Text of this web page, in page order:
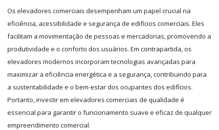
Os elevadores comerciais desempenham um papel crucial na
eficiência, acessibilidade e segurança de edifícios comerciais. Eles
facilitam a movimentação de pessoas e mercadorias, promovendo a
produtividade e o conforto dos usuários. Em contrapartida, os
elevadores modernos incorporam tecnologias avançadas para
maximizar a eficiência energética e a segurança, contribuindo para
a sustentabilidade e o bem-estar dos ocupantes dos edifícios.
Portanto, investir em elevadores comerciais de qualidade é
essencial para garantir o funcionamento suave e eficaz de qualquer
empreendimento comercial.